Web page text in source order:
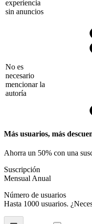
experiencia
sin anuncios
No es
necesario
mencionar la
autoría
Más usuarios, más
Ahorra un 50% con una
Suscripción
Mensual Anual
Número de usuarios
Hasta 1000 usuarios.